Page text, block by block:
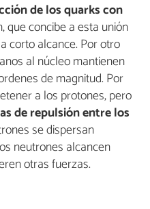
de los quarks con
que concibe a esta unión
corto alcance. Por otro
al núcleo mantienen
de magnitud. Por
a los protones, pero
de repulsión entre los
se dispersan
neutrones alcancen
otras fuerzas.